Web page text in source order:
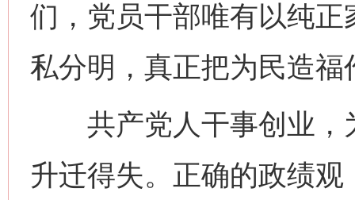
们，党员干部唯有以纯
私分明，真正把为民造福
共产党人干事创业，
升迁得失。正确的政绩观